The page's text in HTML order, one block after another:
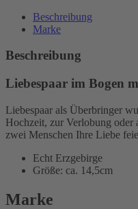
Menge
Beschreibung
Marke
Beschreibung
Liebespaar im Bogen
Liebespaar als Überbringer
Hochzeit, zur Verlobung oder
zwei Menschen Ihre Liebe
Echt Erzgebirge
Größe: ca. 14,5cm
Marke